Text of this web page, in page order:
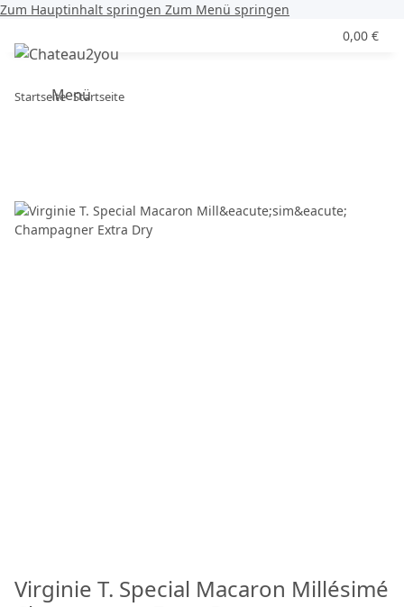
Zum Hauptinhalt springen Zum Menü springen
Menü
0,00 €
Startseite Startseite
Virginie T. Special Macaron Millésimé